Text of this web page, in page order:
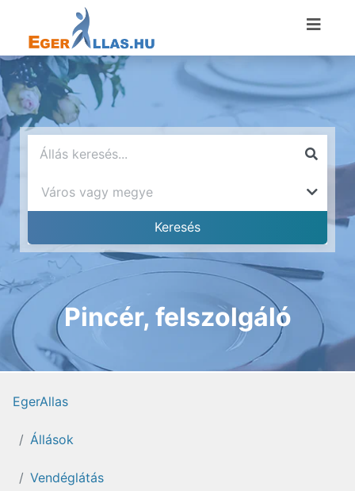
Pincér, felszolgáló
EgerAllas
Állások
Vendéglátás